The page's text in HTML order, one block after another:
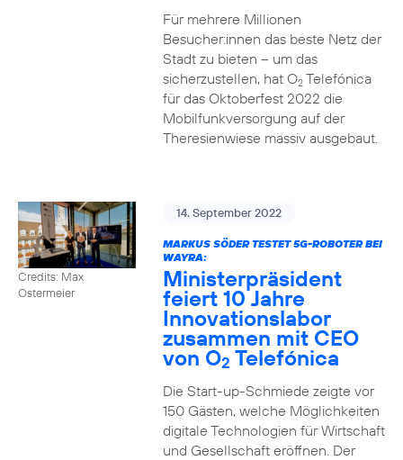
Für mehrere Millionen
Besucher:innen das beste Netz der
Stadt zu bieten – um das
sicherzustellen, hat O2Telefónica
für das Oktoberfest 2022 die
Mobilfunkversorgung auf der
Theresienwiese massiv ausgebaut.
Credits: Max
Ostermeier
14. September 2022
MARKUS SÖDER TESTET 5G-ROBOTER BEI
WAYRA:
Ministerpräsident
feiert 10 Jahre
Innovationslabor
zusammen mit CEO
von O2 Telefónica
Die Start-up-Schmiede zeigte vor
150 Gästen, welche Möglichkeiten
digitale Technologien für Wirtschaft
und Gesellschaft eröffnen. Der